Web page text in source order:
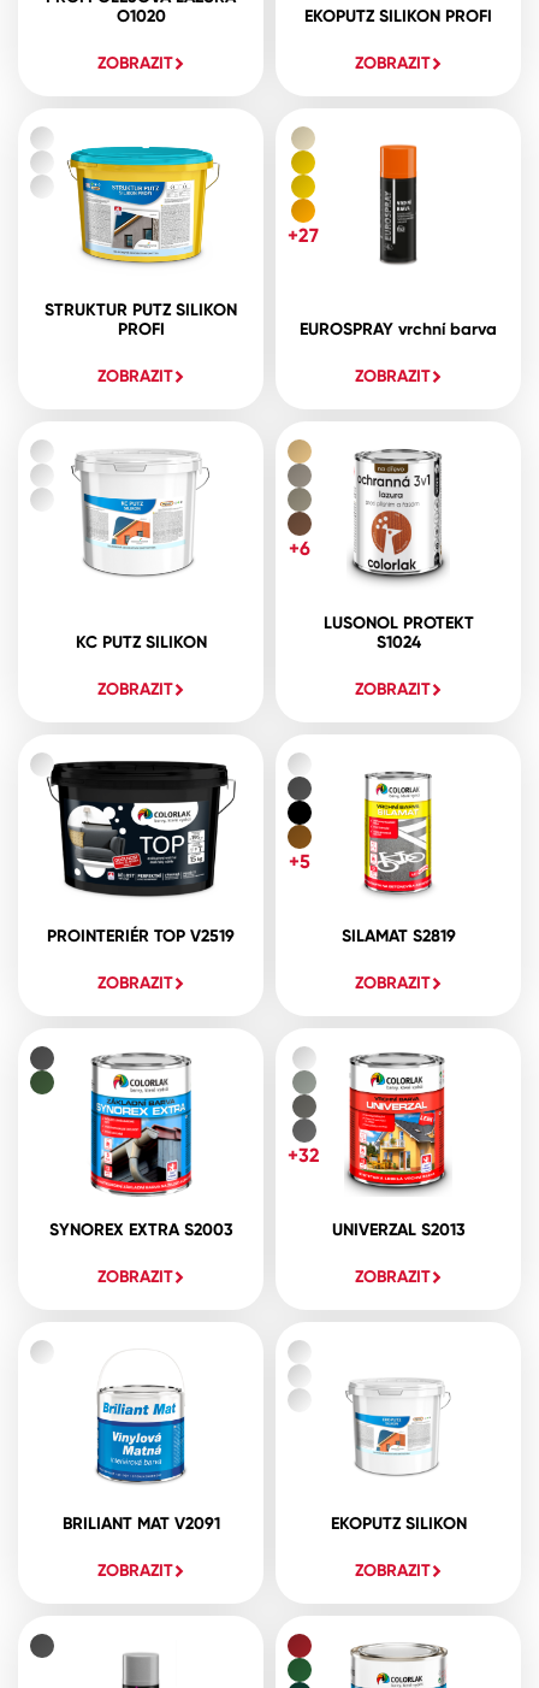
O1020
ZOBRAZIT
EKOPUTZ SILIKON PROFI
ZOBRAZIT
STRUKTUR PUTZ SILIKON
PROFI
ZOBRAZIT
EUROSPRAY vrchní barva
ZOBRAZIT
+27
KC PUTZ SILIKON
ZOBRAZIT
LUSONOL PROTEKT
S1024
ZOBRAZIT
+6
PROINTERIÉR TOP V2519
ZOBRAZIT
SILAMAT S2819
ZOBRAZIT
+5
SYNOREX EXTRA S2003
ZOBRAZIT
UNIVERZAL S2013
ZOBRAZIT
+32
BRILIANT MAT V2091
ZOBRAZIT
EKOPUTZ SILIKON
ZOBRAZIT